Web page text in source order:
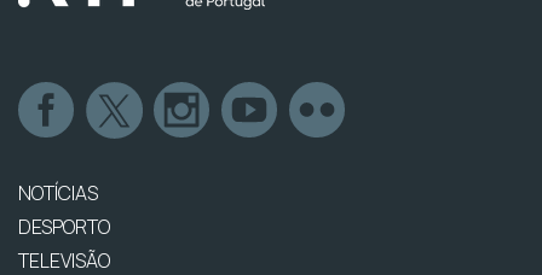
NOTÍCIAS
DESPORTO
TELEVISÃO